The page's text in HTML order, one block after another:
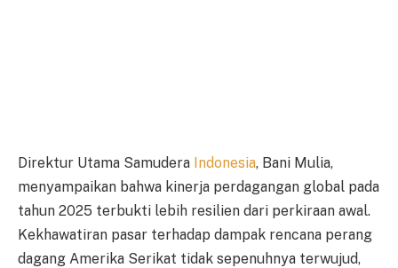
Direktur Utama Samudera Indonesia, Bani Mulia,
menyampaikan bahwa kinerja perdagangan global pada
tahun 2025 terbukti lebih resilien dari perkiraan awal.
Kekhawatiran pasar terhadap dampak rencana perang
dagang Amerika Serikat tidak sepenuhnya terwujud,